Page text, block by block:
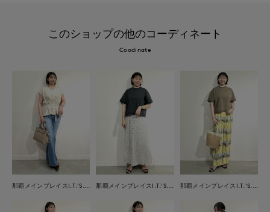
このショップの他のコーディネート
Coodinate